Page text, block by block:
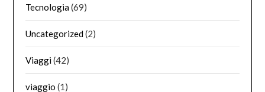
Tecnologia(69)
Uncategorized(2)
Viaggi(42)
viaggio (1)